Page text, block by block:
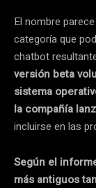
El nombre
categoría que
chatbot
versión beta
sistema
la compañía
incluirse en las
Según el
más antiguos